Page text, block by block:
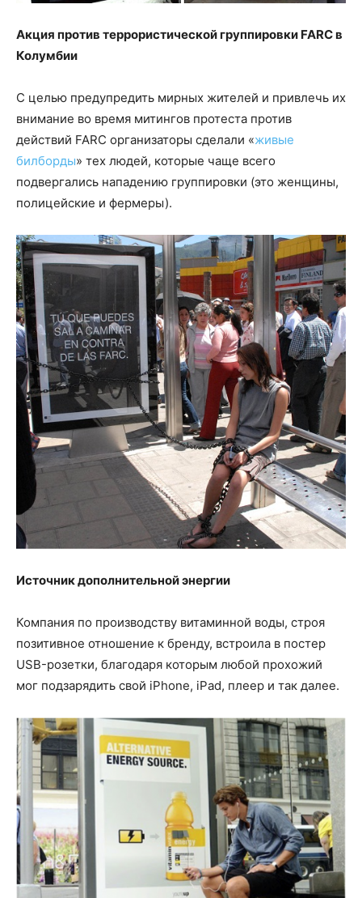
Акция против террористической группировки FARC в
Колумбии
С целью предупредить мирных жителей и привлечь их
внимание во время митингов протеста против
действий FARC организаторы сделали «живые
билборды» тех людей, которые чаще всего
подвергались нападению группировки (это женщины,
полицейские и фермеры).
Источник дополнительной энергии
Компания по производству витаминной воды, строя
позитивное отношение к бренду, встроила в постер
USB-розетки, благодаря которым любой прохожий
мог подзарядить свой iPhone, iPad, плеер и так далее.